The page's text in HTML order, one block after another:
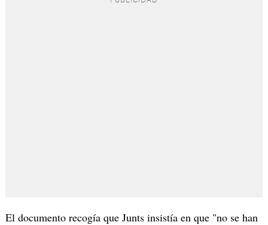
El documento recogía que Junts insistía en que "no se han